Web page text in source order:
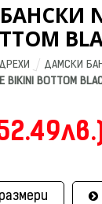
ДАМСКИ
BOTTOM